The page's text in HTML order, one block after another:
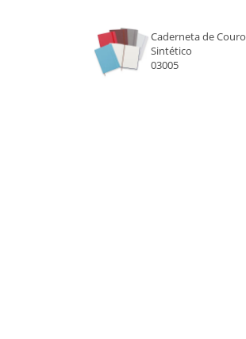
Caderneta de Couro
Sintético
03005